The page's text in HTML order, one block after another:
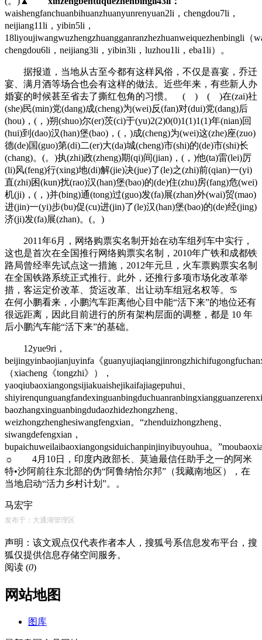
waishengfanchuanbihuanzhuanyunrenyuan2li，chengdou7li，
neijiang11li，yibin5li，
18liyoujiwangwuzhengzhuangganranzhezhuanweiquezhenbingli（
chengdou6li，neijiang3li，yibin3li，luzhou1li，eba1li）。
据报道，当地从古至今都有这样风俗，不仅是喜宴，乔迁
宴、满月酒等场合也会有这样的做法。近些年来，有些新人办
婚宴的时候甚至省去了撕红包角的习惯。 ( ) ( )在(zai)社
(she)民(min)党(dang)成(cheng)为(wei)反(fan)对(dui)党(dang)后
(hou)，(，)朔(shuo)尔(er)茨(ci)于(yu)2(2)0(0)1(1)1(1)年(nian)回
(hui)到(dao)汉(han)堡(bao)，(，)成(cheng)为(wei)这(zhe)座(zuo)
德(de)国(guo)第(di)二(er)大(da)城(cheng)市(shi)的(de)市(shi)长
(chang)。(。)执(zhi)政(zheng)期(qi)间(jian)，(，)他(ta)雷(lei)厉
(li)风(feng)行(xing)地(di)解(jie)决(jue)了(le)之(zhi)前(qian)一(yi)
直(zhi)困(kun)扰(rao)汉(han)堡(bao)的(de)住(zhu)房(fang)危(wei)
机(ji)，(，)并(bing)通(tong)过(guo)发(fa)展(zhan)外(wai)贸(mao)
进(jin)一(yi)步(bu)促(cu)进(jin)了(le)汉(han)堡(bao)的(de)经(jing)
济(ji)发(fa)展(zhan)。(。)
2011年6月，网络购票实名制开始在动车组列车中实行，
这也是首次在全国推行网络购票实名制，2010年广铁和成都铁
路局曾经率先试点这一措施，2012年元旦，火车票购票实名制
在全国铁路系统正式推行。此外，还推行多项市场化改革举
措，客运定价改革、货运改革、出让动车组冠名权等。♋
在何小鹏看来，小鹏汽车距离他心目中能“活下来”的地位还有
很远距离，因此目前进行的所有架构层面的调整，都是 10 年
后小鹏汽车能“活下来”的基础。
12yue9ri，
beijingyinbaojianjuyinfa《
（xiacheng《tongzhi》），
yaoqiubaoxiangongsijiakuaishejikaifajiagepuhui、
baozhangxinguanbingdudaozhidezhongzheng、
weizhongzhenghesiwangfengxian。“zhenduizhongzheng、
siwangdefengxian，
bupaichuweilaibaoxiangongsiduichanpinjinyibuyouhua。
☼ 4月10日，印度内政部长、莫迪最信任助手之一的阿米
特•沙阿前往东北部的伪“阿鲁纳恰尔邦”（我藏南地区），在
当地启动“活力乡村计划”。。
马宏宇
发布于：大通湖管理区
声明：该文观点仅代表作者本人，搜狐号系信息发布平台，搜
狐仅提供信息存储空间服务。
阅读 (0)
网站地图
图库